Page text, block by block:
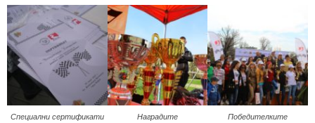
Специални сертификати
Наградите Победителките